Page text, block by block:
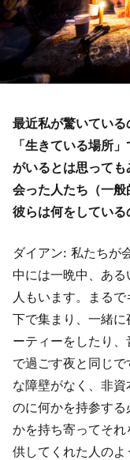
最近私が驚いてい
「生きている場所
がいるとは思って
会った人たち（一
彼らは何をしている
ダイアン: 私たちが
中には一晩中、あ
人もいます。まる
下で集まり、一緒
ーティーをしたり
で過ごす夜と同じ
な障壁がなく、非
のに何かを持参す
かを持ち寄ってそ
供してくれた人のよ